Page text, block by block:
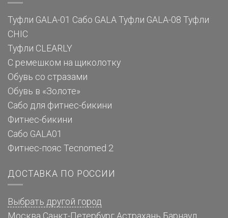
Туфли GALA-01 Сабо GALA Туфли GALA-08 Туфли
CHIC
Туфли CLEARLY
С ремешком на щиколотку
Обувь со стразами
Обувь в «Золоте»
Сабо для фитнес-бикини
Фитнес-бикини
Сабо GALA01
Фитнес-пояс Tecnomed 2
ДОСТАВКА ПО РОССИИ
Выбрать другой город